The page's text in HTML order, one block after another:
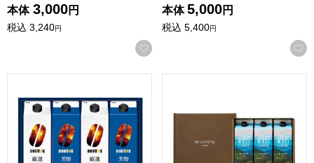
本体 3,000円
税込 3,240円
お気に入りに登録する
本体 5,000円
税込 5,400円